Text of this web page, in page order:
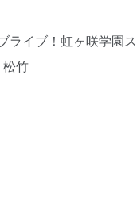
ライブ！虹ヶ咲学園
竹